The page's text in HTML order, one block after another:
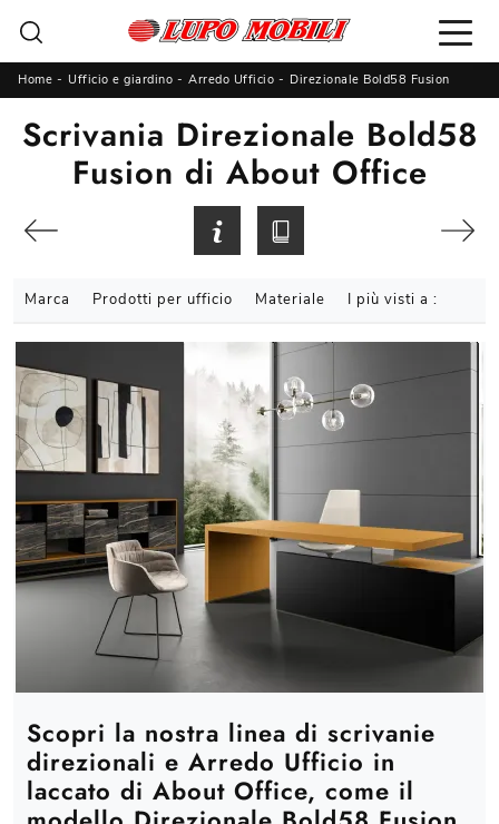
Home - Ufficio e giardino - Arredo Ufficio - Direzionale Bold58 Fusion
Scrivania Direzionale Bold58
Fusion di About Office
Marca Prodotti per ufficio Materiale I più visti a :
Scopri la nostra linea di scrivanie
direzionali e Arredo Ufficio in
laccato di About Office, come il